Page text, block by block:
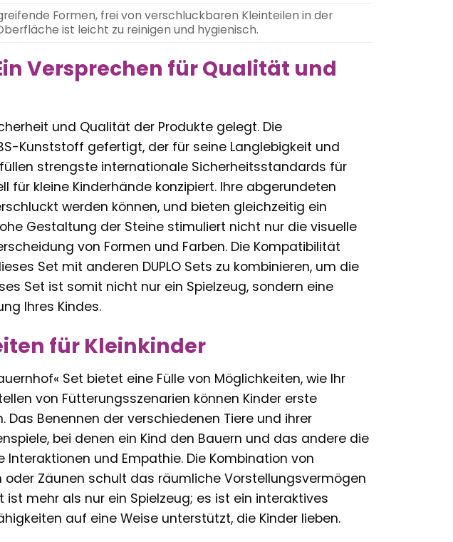
Formen, frei von verschluckbaren Kleinteilen in der
ist leicht zu reinigen und hygienisch.
Versprechen für Qualität und
und Qualität der Produkte gelegt. Die
Kunststoff gefertigt, der für seine Langlebigkeit und
strengste internationale Sicherheitsstandards für
für kleine Kinderhände konzipiert. Ihre abgerundeten
werden können, und bieten gleichzeitig ein
Gestaltung der Steine stimuliert nicht nur die visuelle
von Formen und Farben. Die Kompatibilität
Set mit anderen DUPLO Sets zu kombinieren, um die
Set ist somit nicht nur ein Spielzeug, sondern eine
Ihres Kindes.
für Kleinkinder
Set bietet eine Fülle von Möglichkeiten, wie Ihr
von Fütterungsszenarien können Kinder erste
Benennen der verschiedenen Tiere und ihrer
bei denen ein Kind den Bauern und das andere die
und Empathie. Die Kombination von
oder Zäunen schult das räumliche Vorstellungsvermögen
mehr als nur ein Spielzeug; es ist ein interaktives
auf eine Weise unterstützt, die Kinder lieben.